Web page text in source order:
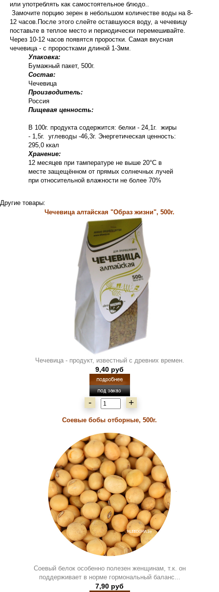
или употреблять как самостоятельное блюдо..
Замочите порцию зерен в небольшом количестве воды на 8-
12 часов.После этого слейте оставшуюся воду, а чечевицу
поставьте в теплое место и периодически перемешивайте.
Через 10-12 часов появятся проростки. Самая вкусная
чечевица - с проростками длиной 1-3мм.
Упаковка:
Бумажный пакет, 500г.
Состав:
Чечевица
Производитель:
Россия
Пищевая ценность:
В 100г. продукта содержится: белки - 24,1г. жиры
- 1,5г. углеводы -46,3г. Энергетическая ценность:
295,0 ккал
Хранение:
12 месяцев при тампературе не выше 20°С в
месте защещённом от прямых солнечных лучей
при относительной влажности не более 70%
Другие товары:
Чечевица алтайская "Образ жизни", 500г.
Чечевица - продукт, известный с древних времен.
9,40 руб
- +
Соевые бобы отборные, 500г.
Соевый белок особенно полезен женщинам, т.к. он
поддерживает в норме гормональный баланс...
7,90 руб